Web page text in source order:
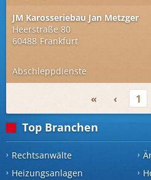
JM Karosseriebau Jan Metzger
Heerstraße 80
60488 Frankfurt
Abschleppdienste
« ‹ 1
Top Branchen
Rechtsanwälte
Heizungsanlagen